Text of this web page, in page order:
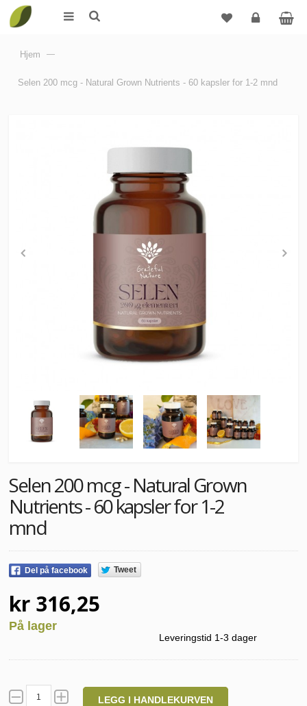
inn
Hjem —
Selen 200 mcg - Natural Grown Nutrients - 60 kapsler for 1-2 mnd
Selen 200 mcg - Natural Grown
Nutrients - 60 kapsler for 1-2
mnd
Del på facebook Tweet
kr 316,25
På lager
Leveringstid 1-3 dager
LEGG I HANDLEKURVEN